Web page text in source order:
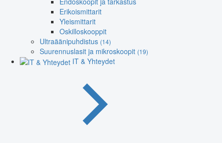
Erikoismittarit
Yleismittarit
Oskilloskooppit
Ultraäänipuhdistus (14)
Suurennuslasit ja mikroskoopit (19)
IT & Yhteydet